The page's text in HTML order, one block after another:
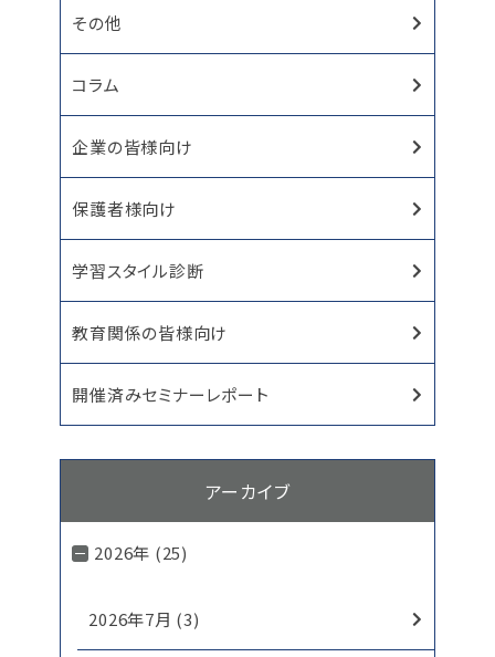
その他
コラム
企業の皆様向け
保護者様向け
学習スタイル診断
教育関係の皆様向け
開催済みセミナーレポート
アーカイブ
2026年 (25)
2026年7月 (3)